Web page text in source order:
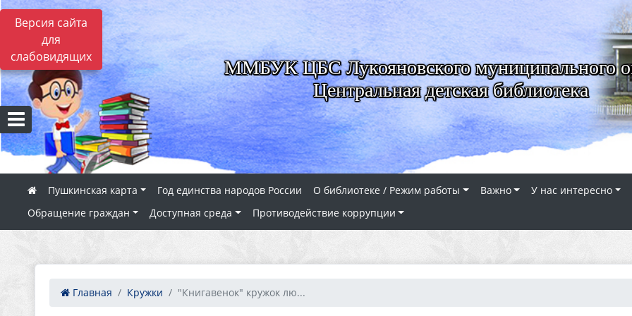
Версия сайта
для
слабовидящих
ММБУК ЦБС Лукояновского муниципального
Центральная детская библиотека
Пушкинская карта Год единства народов России О библиотеке / Режим работы Важно
У нас интересно
Обращение граждан
Доступная среда Противодействие коррупции
Главная Кружки "Книгавенок" кружок лю...